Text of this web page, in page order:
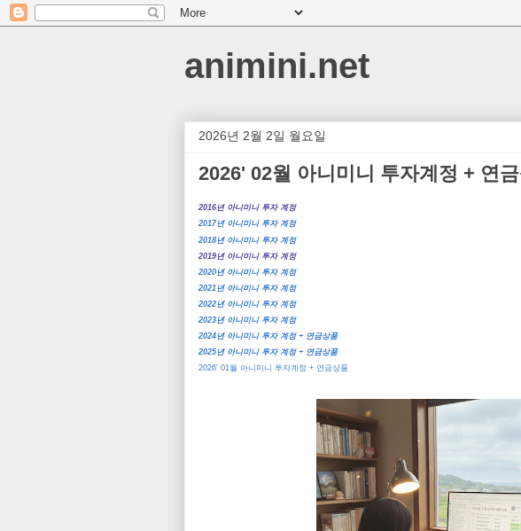
animini.net
2026년 2월 2일 월요일
2026' 02월 아니미니 투자계정 + 연
2016년 아니미니 투자 계정
2017년 아니미니 투자 계정
2018년 아니미니 투자 계정
2019년 아니미니 투자 계정
2020년 아니미니 투자 계정
2021년 아니미니 투자 계정
2022년 아니미니 투자 계정
2023년 아니미니 투자 계정
2024년 아니미니 투자 계정 + 연금상품
2025년 아니미니 투자 계정 + 연금상품
2026' 01월 아니미니 투자계정 + 연금상품